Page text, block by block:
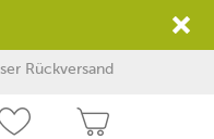
Rückversand